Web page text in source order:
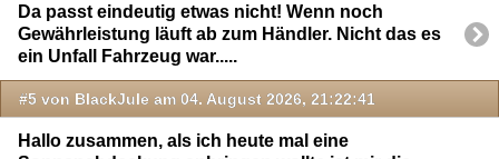
Da passt eindeutig etwas nicht! Wenn noch
Gewährleistung läuft ab zum Händler. Nicht das es
ein Unfall Fahrzeug war.....
#5 von BlackJule am 04. August 2026, 21:22:41
Hallo zusammen, als ich heute mal eine